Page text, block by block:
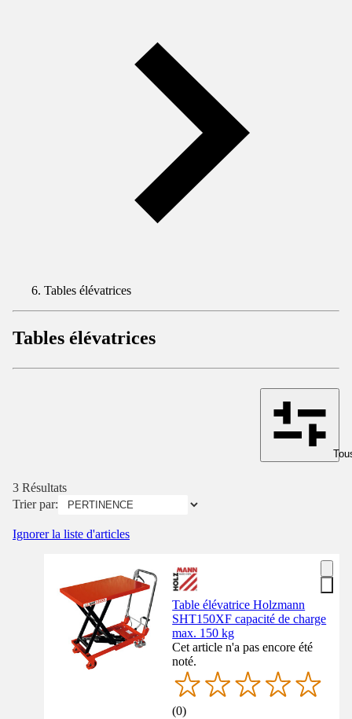
Tables élévatrices
Tables élévatrices
3 Résultats
Trier par:
Ignorer la liste d'articles
Table élévatrice Holzmann
SHT150XF capacité de charge
max. 150 kg
Cet article n'a pas encore été
noté.
(0)